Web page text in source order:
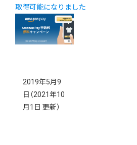
取得可能になりました
2019年5月9
日 （2021年10
月1日 更新）